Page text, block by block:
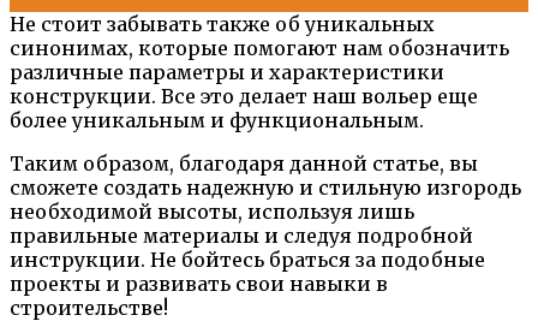
Не стоит забывать также об уникальных
синонимах, которые помогают нам обозначить
различные параметры и характеристики
конструкции. Все это делает наш вольер еще
более уникальным и функциональным.
Таким образом, благодаря данной статье, вы
сможете создать надежную и стильную изгородь
необходимой высоты, используя лишь
правильные материалы и следуя подробной
инструкции. Не бойтесь браться за подобные
проекты и развивать свои навыки в
строительстве!